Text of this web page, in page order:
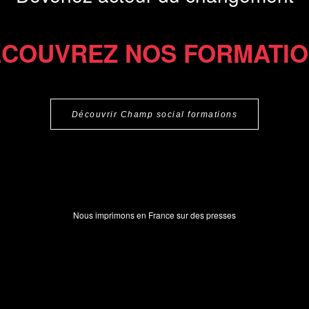
NOS
Découvrir Champ social formations
Nous imprimons en France sur des presses